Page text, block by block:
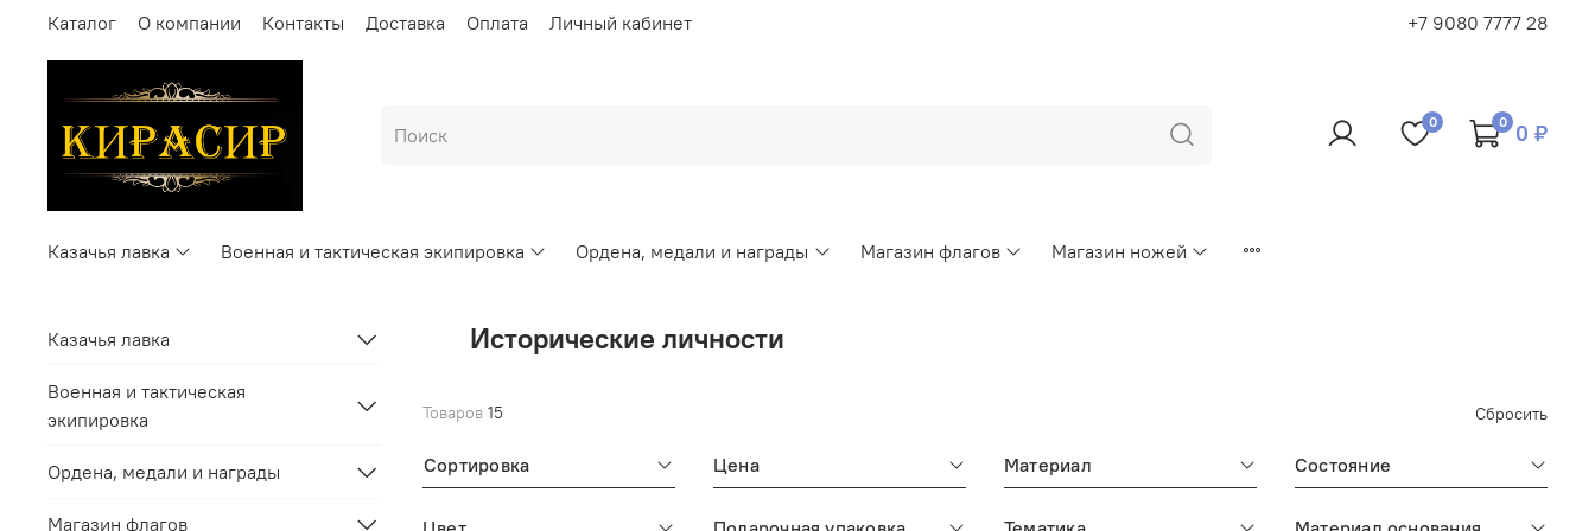
Каталог О компании Контакты Доставка Оплата Личный кабинет +7 9080 7777 28
0 0 0 ₽
Казачья лавка Военная и тактическая экипировка Ордена, медали и награды Магазин флагов Магазин ножей
Исторические личности
Товаров 15 Сбросить
Сортировка Цена Материал Состояние
Казачья лавка
Военная и тактическая
экипировка
Ордена, медали и награды
Магазин флагов